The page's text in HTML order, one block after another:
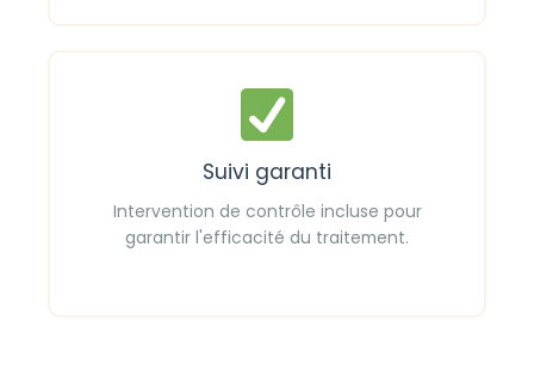
Suivi garanti
Intervention de contrôle incluse pour
garantir l'efficacité du traitement.